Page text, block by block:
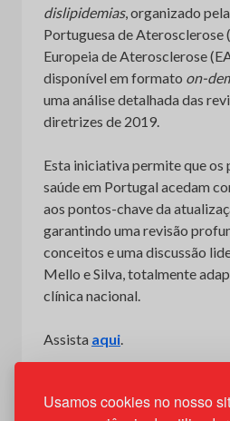
Usamos cookies no nosso
dislipidemias, organizado
Portuguesa de Aterosclerose
Europeia de Aterosclerose
disponível em formato on-
uma análise detalhada das
diretrizes de 2019.
Esta iniciativa permite que os
saúde em Portugal acedam
aos pontos-chave da
garantindo uma revisão
conceitos e uma discussão
Mello e Silva, totalmente
clínica nacional.
Assista aqui.